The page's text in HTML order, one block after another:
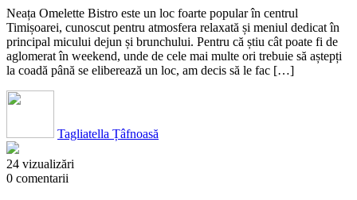
Neața Omelette Bistro este un loc foarte popular în centrul
Timișoarei, cunoscut pentru atmosfera relaxată și meniul dedicat în
principal micului dejun și brunchului. Pentru că știu cât poate fi de
aglomerat în weekend, unde de cele mai multe ori trebuie să aștepți
la coadă până se eliberează un loc, am decis să le fac […]
Tagliatella Țâfnoasă
24 vizualizări
0 comentarii